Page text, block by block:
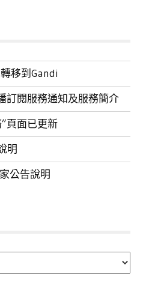
移到Gandi
訂閱服務通知及服務簡介
頁面已更新
明
公告說明